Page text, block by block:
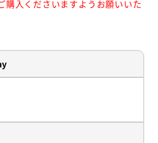
購入くださいますようお願いいた